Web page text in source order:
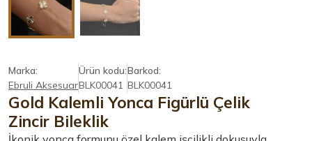
Marka:
Ebruli Aksesuar
Ürün kodu:
BLK00041
Barkod:
BLK00041
Gold Kalemli Yonca Figürlü Çelik
Zincir Bileklik